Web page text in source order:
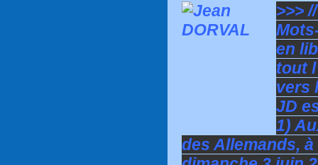
>>>
en
tout
vers
JD
1)
des Allemands,